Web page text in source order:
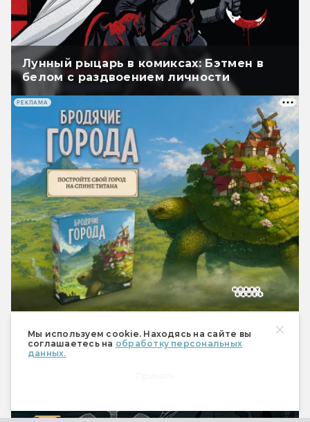
Мы используем cookie. Находясь на сайте вы
соглашаетесь на обработку персональных
данных.
Лунный рыцарь в комиксах: Бэтмен в
белом с раздвоением личности
РЕКЛАМА
Мир фантастики № 273